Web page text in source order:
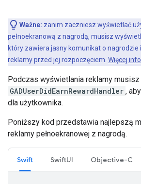
Ważne: zanim zaczniesz wyświetlać
pełnoekranową z nagrodą, musisz
który zawiera jasny komunikat o nagrodzie
reklamy przed jej rozpoczęciem. Więcej
Podczas wyświetlania reklamy
GADUserDidEarnRewardHandler ,
dla użytkownika.
Poniższy kod przedstawia najlepszą
reklamy pełnoekranowej z nagrodą.
Swift SwiftUI Objective-C